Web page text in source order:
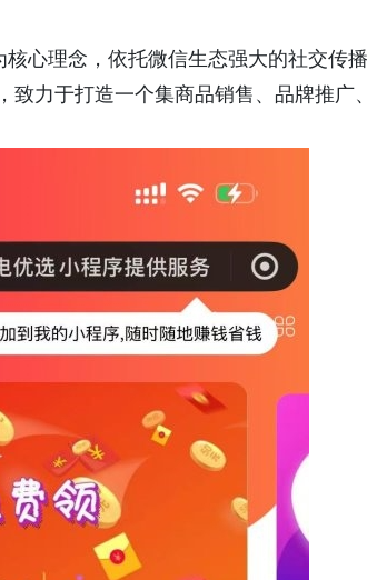
心理念，依托微信生态强大的社交传
致力于打造一个集商品销售、品牌推广